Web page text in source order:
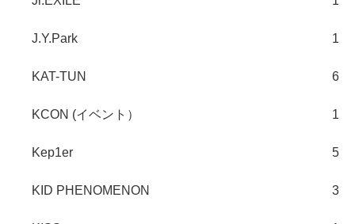
J.Y.Park 1
KAT-TUN 6
KCON (イベント） 1
Kep1er 5
KID PHENOMENON 3